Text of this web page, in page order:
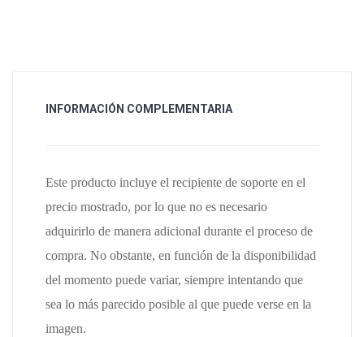
INFORMACIÓN COMPLEMENTARIA
Este producto incluye el recipiente de soporte en el
precio mostrado, por lo que no es necesario
adquirirlo de manera adicional durante el proceso de
compra. No obstante, en función de la disponibilidad
del momento puede variar, siempre intentando que
sea lo más parecido posible al que puede verse en la
imagen.